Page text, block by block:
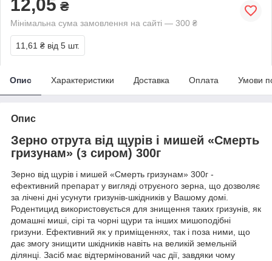
12,05 ₴
Мінімальна сума замовлення на сайті — 300 ₴
11,61 ₴ від 5 шт.
Опис Характеристики Доставка Оплата Умови
Опис
Зерно отрута від щурів і мишей «Смерть
гризунам» (з сиром) 300г
Зерно від щурів і мишей «Смерть гризунам» 300г -
ефективний препарат у вигляді отруєного зерна, що дозволяє
за лічені дні усунути гризунів-шкідників у Вашому домі.
Родентицид використовується для знищення таких гризунів, як
домашні миші, сірі та чорні щури та інших мишоподібні
гризуни. Ефективний як у приміщеннях, так і поза ними, що
дає змогу знищити шкідників навіть на великій земельній
ділянці. Засіб має відтермінований час дії, завдяки чому